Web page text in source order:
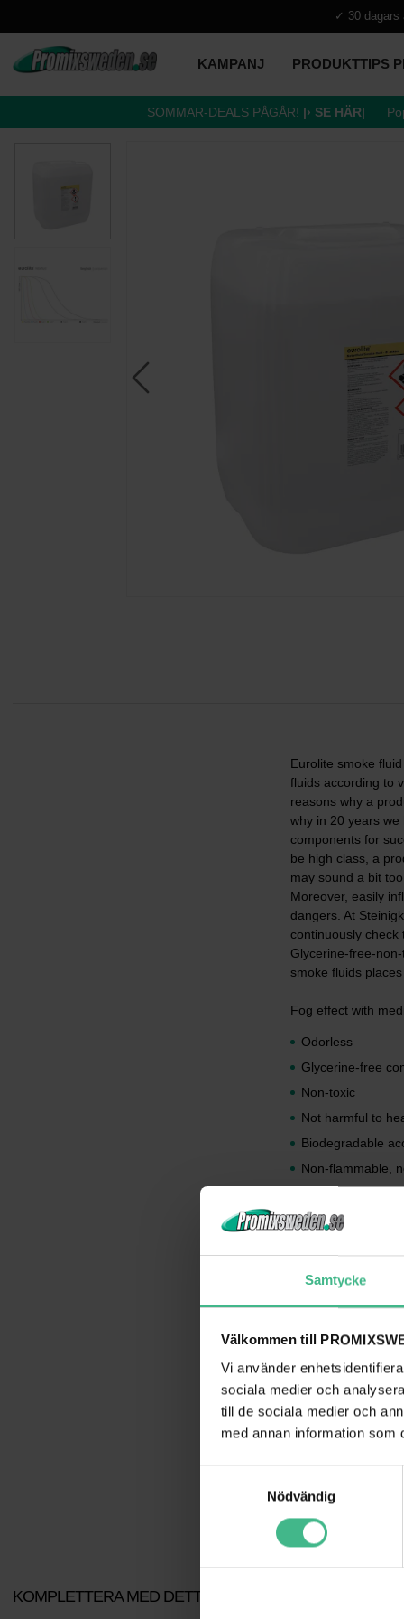
Samtycke
Välkommen till
Vi använder
sociala medier och
till de sociala medier och
med annan information som
Nödvändig
✓ 30 dagars
KAMPANJ PRODUKTTIPS
SOMMAR-DEALS PÅGÅR! |› SE HÄR|
Eurolite smoke
fluids according to
reasons why a
why in 20 years
components for
be high class, a
may sound a bit
Moreover, easily
dangers. At
continuously
Glycerine-free-
smoke fluids
Fog effect with
Odorless
Glycerine-free
Non-toxic
Not harmful to
Biodegradable
Non-flammable,
Proven quality
Scope of delivery
Container size:
Type of fluid:
Weight:
KOMPLETTERA MED DETTA